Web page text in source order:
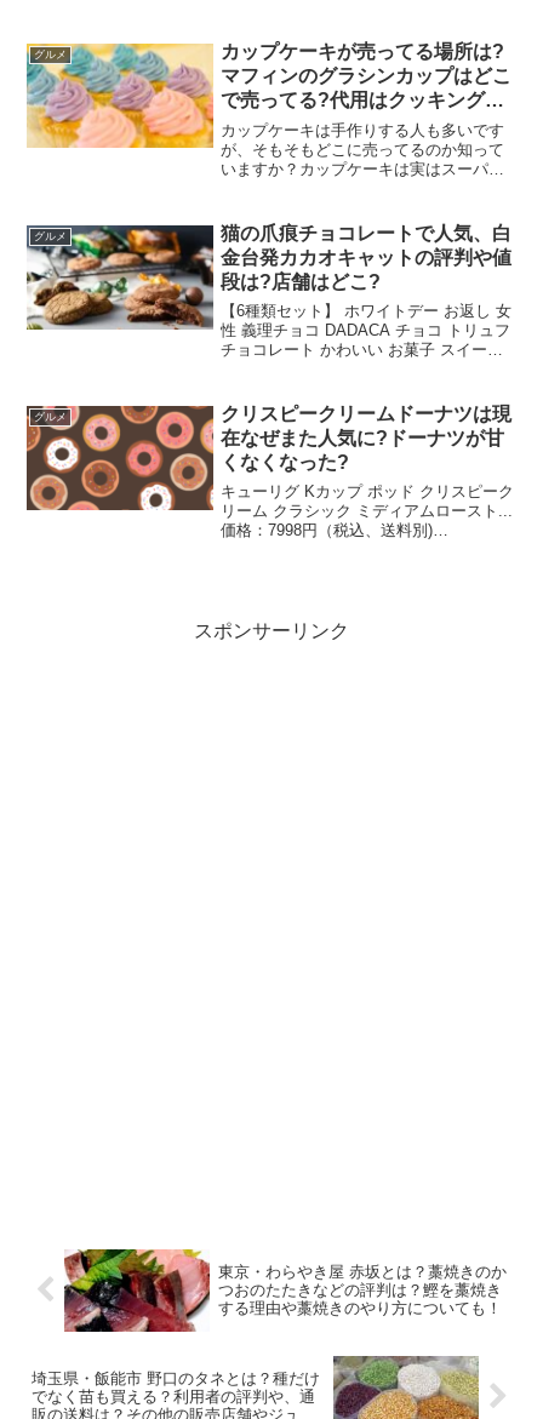
は違います。田舎庵黒崎は緒方さんの御
兄弟がお店を経営されていて...
グルメ
カップケーキが売ってる場所は?
マフィンのグラシンカップはどこ
で売ってる?代用はクッキングシ
ートで?
カップケーキは手作りする人も多いです
が、そもそもどこに売ってるのか知って
いますか？カップケーキは実はスーパー
グラシンカップは、オンライン以外では
業務スーパーなどで売って...
グルメ
猫の爪痕チョコレートで人気、白
金台発カカオキャットの評判や値
段は?店舗はどこ?
【6種類セット】 ホワイトデー お返し 女
性 義理チョコ DADACA チョコ トリュフ
チョコレート かわいい お菓子 スイーツ
料別) (2022/3/...
グルメ
クリスピークリームドーナツは現
在なぜまた人気に?ドーナツが甘
くなくなった?
キューリグ Kカップ ポッド クリスピーク
リーム クラシック ミディアムロースト...
価格：7998円（税込、送料別)
スポンサーリンク
東京・わらやき屋 赤坂とは？藁焼きのか
つおのたたきなどの評判は？鰹を藁焼き
する理由や藁焼きのやり方についても！
埼玉県・飯能市 野口のタネとは？種だけ
でなく苗も買える？利用者の評判や、通
販の送料は？その他の販売店舗やジュン